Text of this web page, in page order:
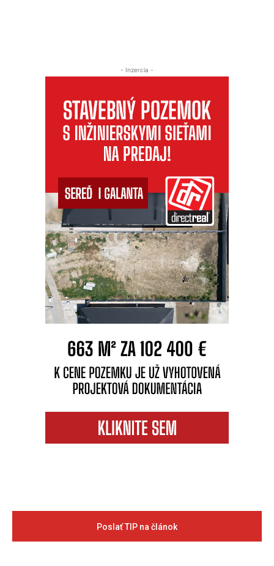
- Inzercia -
Poslať TIP na článok